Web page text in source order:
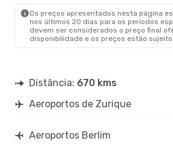
Os preços apresentados nesta página
nos últimos 20 dias para os períodos
devem ser considerados o preço final
disponibilidade e os preços estão
Distância: 670 kms
Aeroportos de Zurique
Aeroportos Berlim